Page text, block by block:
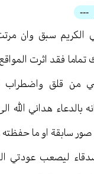
---
الكريم سبق وان
فقد اثرت
من قلق واضطراب